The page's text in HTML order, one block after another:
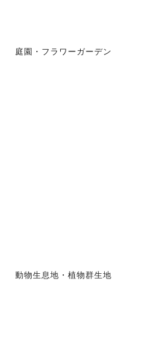
庭園・フラワーガーデン
動物生息地・植物群生地